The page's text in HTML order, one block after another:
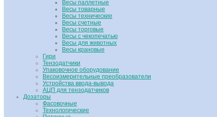
Весы паллетные
Весы товарные
Весы технические
Весы счетные
Весы торговые
Весы с чекопечатью
Весы для животных
Весы крановые
Гири
Тензодатчики
Упаковочное оборудование
Весоизмерительные преобразователи
Устройства ввода-вывода
АЦП для тензодатчиков
Дозаторы
Фасовочные
Технологические